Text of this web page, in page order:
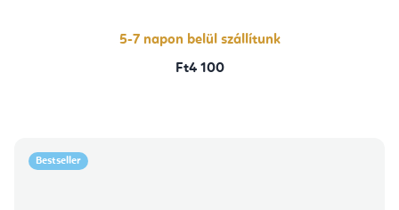
5-7 napon belül szállítunk
Ft4 100
Bestseller